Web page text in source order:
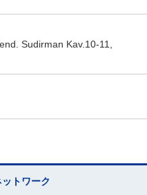
Sudirman Kav.10-11,
トワーク